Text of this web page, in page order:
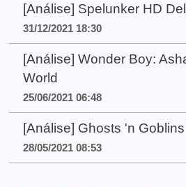
[Análise] Spelunker HD
31/12/2021 18:30
[Análise] Wonder Boy:
World
25/06/2021 06:48
[Análise] Ghosts 'n
28/05/2021 08:53